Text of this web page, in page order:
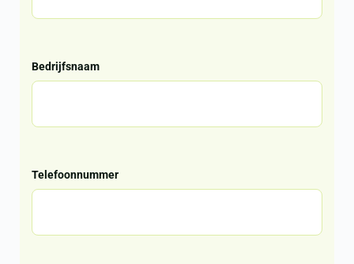
Bedrijfsnaam
Telefoonnummer